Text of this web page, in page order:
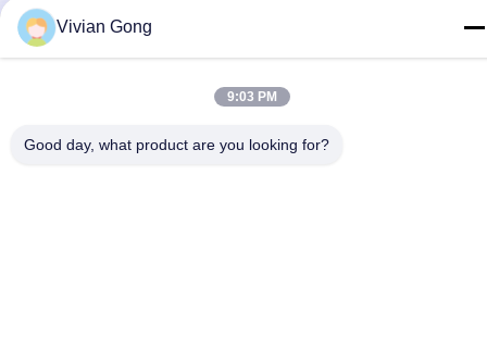
Vivian Gong
9:03 PM
Good day, what product are you looking for?